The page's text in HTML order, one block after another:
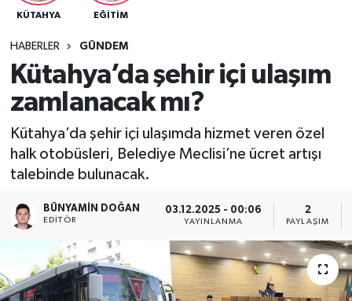
KÜTAHYA EĞITIM
HABERLER GÜNDEM
Kütahya’da şehir içi ulaşım
zamlanacak mı?
Kütahya’da şehir içi ulaşımda hizmet veren özel
halk otobüsleri, Belediye Meclisi’ne ücret artışı
talebinde bulunacak.
BÜNYAMIN DOĞAN
EDITÖR
03.12.2025 - 00:06
YAYINLANMA
2
PAYLAŞIM
Bölge
Çavdarhisar
Domaniç
Eğitim
Son Dakika Haberleri
Haber Arşivi